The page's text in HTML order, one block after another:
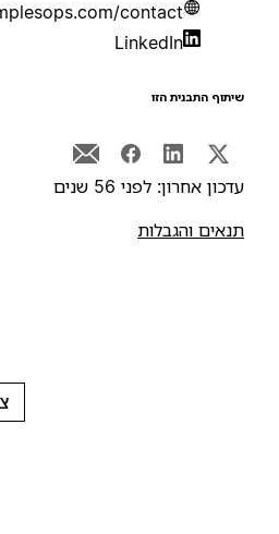
examplesops.com/contact
LinkedIn
התבנית הזו
אחרון: לפני 56 שנים
והגבלות
צפייה